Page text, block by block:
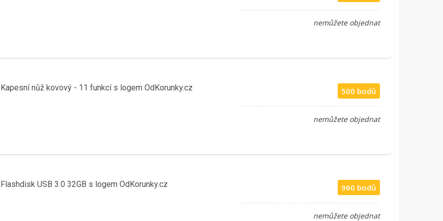
nemůžete objednat
Kapesní nůž kovový - 11 funkcí s logem OdKorunky.cz 500 bodů
nemůžete objednat
Flashdisk USB 3.0 32GB s logem OdKorunky.cz 960 bodů
nemůžete objednat